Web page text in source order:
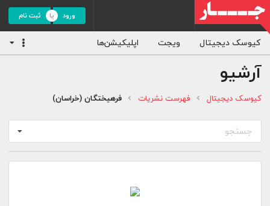
ورود ثبت نام
کیوسک دیجیتال ویجت اپلیکیشن‌ها
آرشیو
کیوسک دیجیتال فهرست نشریات فرهیختگان (خراسان)
جستجو